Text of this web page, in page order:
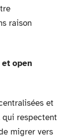
raison
open
et
qui respectent
migrer vers